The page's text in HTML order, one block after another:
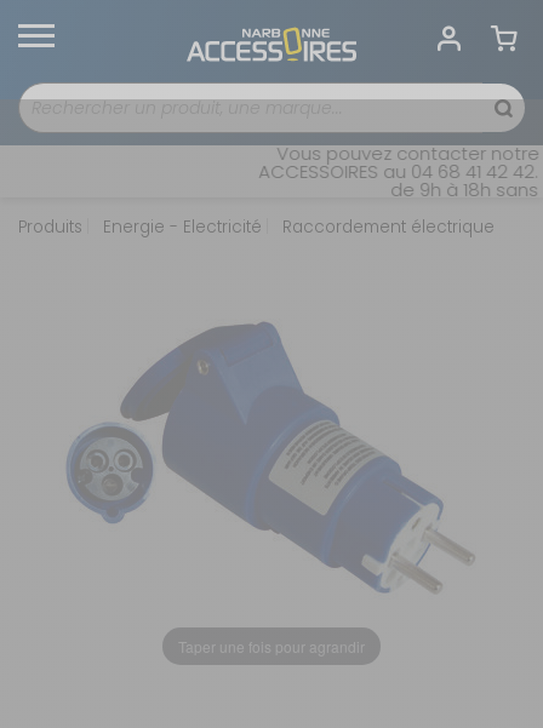
Vous pouvez contacter notre
ACCESSOIRES au 04 68 41 42
de 9h à 18h sans
Produits Energie - Electricité Raccordement électrique
Taper une fois pour agrandir